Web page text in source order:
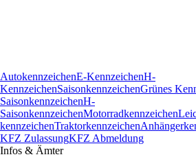
AutokennzeichenE-KennzeichenH-
KennzeichenSaisonkennzeichenGrünes
SaisonkennzeichenH-
SaisonkennzeichenMotorradkennzeichen
kennzeichenTraktorkennzeichen
KFZ ZulassungKFZ Abmeldung
Infos & Ämter